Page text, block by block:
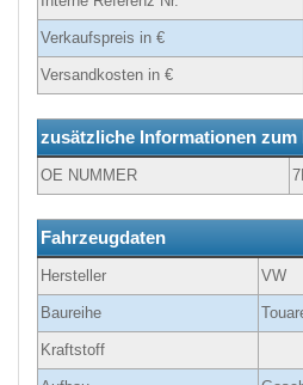
Verkaufspreis in €
Versandkosten in €
zusätzliche Informationen zum
OE NUMMER
Fahrzeugdaten
Hersteller VW
Baureihe
Kraftstoff